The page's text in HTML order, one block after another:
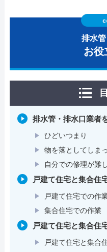
排水
お役
排水管・排水口業者
ひどいつまり
物を落としてしま
自分での修理が難
戸建て住宅と集合住
戸建て住宅での作
集合住宅での作業
戸建て住宅と集合住
戸建て住宅と集合